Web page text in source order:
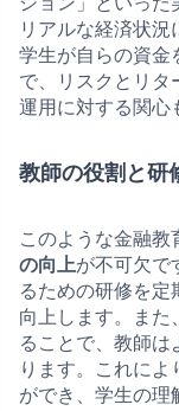
リアルな経済状況
学生が自らの資金
で、リスクとリタ
運用に対する関心
教師の役割と研
このような金融教
の向上が不可欠で
るための研修を
向上します。また
ることで、教師
ります。これに
ができ、学生の理